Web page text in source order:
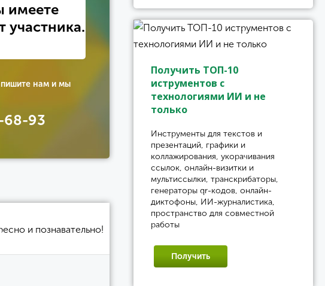
имеете
участника.
нам и мы
68-93
и познавательно!
Получить ТОП-10
иструментов с
технологиями ИИ и не
только
Инструменты для текстов и
презентаций, графики и
коллажирования, укорачивания
ссылок, онлайн-визитки и
мультиссылки, транскрибаторы,
генераторы qr-кодов, онлайн-
диктофоны, ИИ-журналистика,
пространство для совместной
работы
Получить